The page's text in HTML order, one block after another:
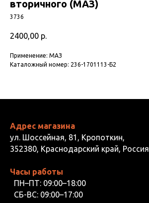
вторичного (МАЗ)
3736
2400,00 р.
Применение: МАЗ
Каталожный номер: 236-1701113-Б2
Адрес магазина
ул. Шоссейная, 81, Кропоткин,
352380, Краснодарский край, Россия
Часы работы
ПН–ПТ: 09:00–18:00
СБ-ВС: 09:00–17:00